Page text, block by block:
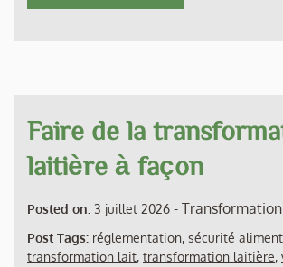
Faire de la
laitière à façon
Posted on: 3 juillet 2026 -
Post Tags: réglementation, sécurité
transformation lait, transformation laitière,